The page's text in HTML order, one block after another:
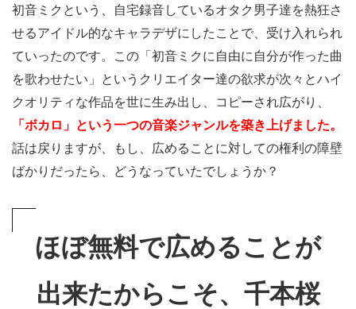
「熱狂
的ファ
ン＝信
者」の
行動を
イメー
ジして
みよう
所持し
求に
初音ミクという、自宅録音しているオタク男子達を熱狂さ
せるアイドル的なキャラデザにしたことで、受け入れられ
ていったのです。この「初音ミクに自由に自分が作った曲
を歌わせたい」というクリエイター達の欲求が次々とハイ
クオリティな作品を世に生み出し、コピーされ広がり、
「ボカロ」という一つの音楽ジャンルを築き上げました。
話は戻りますが、もし、広めることに対しての権利の障壁
ばかりだったら、どうなっていたでしょうか？
ほぼ無料で広めることが
出来たからこそ、千本桜